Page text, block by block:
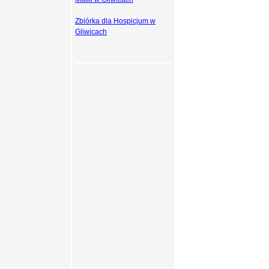
Zbiórka dla Hospicjum w
Gliwicach